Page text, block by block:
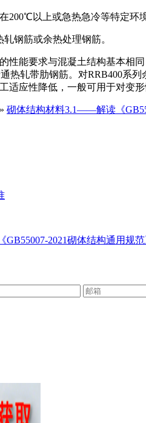
200℃以上或急热急冷等特定环
钢筋或余热处理钢筋。
性能要求与混凝土结构基本相
热轧带肋钢筋。对RRB400系
适应性降低，一般可用于对变
» 砌体结构材料3.1——解读《
2021砌体结构通用规范